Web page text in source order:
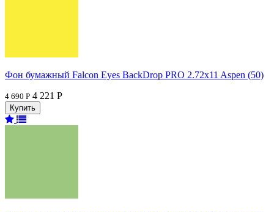
Фон бумажный Falcon Eyes BackDrop PRO 2.72x11 Aspen (50)
4 690 Р 4 221 Р